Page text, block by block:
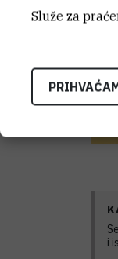
i
Služe za